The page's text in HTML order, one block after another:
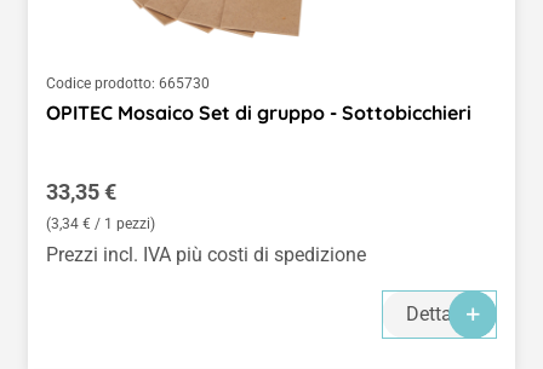
Codice prodotto: 665730
OPITEC Mosaico Set di gruppo - Sottobicchieri
Prezzo normale:
33,35 €
(3,34 € / 1 pezzi)
Prezzi incl. IVA più costi di spedizione
Dettagli